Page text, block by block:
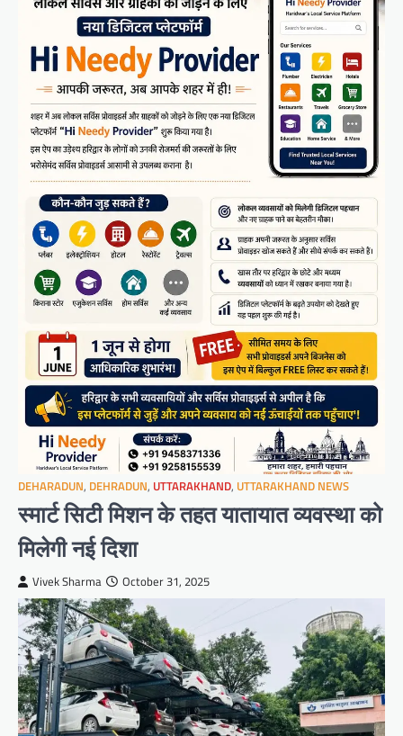
DEHARADUN, DEHRADUN, UTTARAKHAND, UTTARAKHAND NEWS
स्मार्ट सिटी मिशन के तहत यातायात व्यवस्था को
मिलेगी नई दिशा
Vivek Sharma October 31, 2025